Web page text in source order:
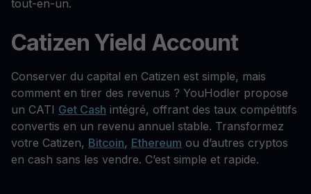
tout-en-un.
Catizen Yield Account
Conserver du capital en Catizen est simple, mais
comment en tirer des revenus ? YouHodler propose
un CATI Get Cash intégré, offrant des taux compétitifs
convertis en un revenu annuel stable. Transformez
votre Catizen, Bitcoin, Ethereum ou d’autres cryptos
en cash sans les vendre. C’est simple et rapide.